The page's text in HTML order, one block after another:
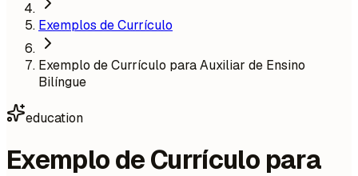
Exemplos de Currículo
Exemplo de Currículo para Auxiliar de Ensino
Bilíngue
education
Exemplo de Currículo para